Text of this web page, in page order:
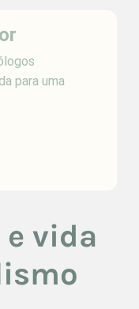
para uma
e vida